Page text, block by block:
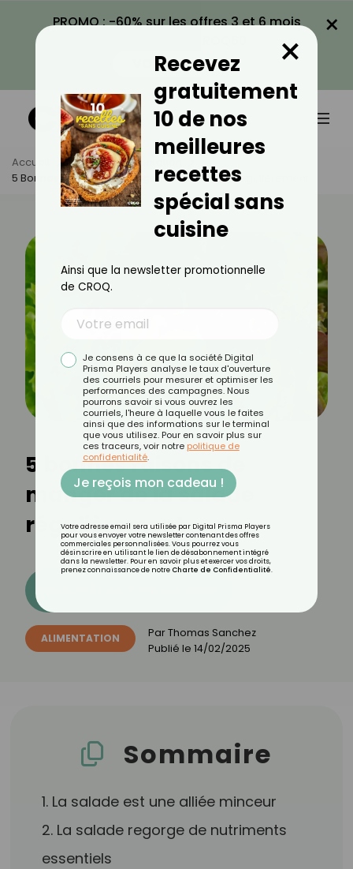
PROMO : -60% sur les offres 3 et 6 mois
VOIR LA PROMO
×
Accueil Actus
Alimentation
5 Bonnes Raisons De Manger De La Salade Régulièrement
5 bonnes raisons de
manger de la salade
régulièrement
ALIMENTATION ParThomas Sanchez
Publié le 14/02/2025
Sommaire
1. La salade est une alliée minceur
2. La salade regorge de nutriments
essentiels
Recevez
gratuitement
10 de nos
meilleures
recettes
spécial sans
cuisine
×
Ainsi que la newsletter promotionnelle
de CROQ.
Je consens à ce que la société Digital
Prisma Players analyse le taux d'ouverture
des courriels pour mesurer et optimiser les
performances des campagnes. Nous
pourrons savoir si vous ouvrez les
courriels, l'heure à laquelle vous le faites
ainsi que des informations sur le terminal
que vous utilisez. Pour en savoir plus sur
ces traceurs, voir notre politique de
confidentialité.
Je reçois mon cadeau !
Votre adresse email sera utilisée par Digital Prisma Players
pour vous envoyer votre newsletter contenant des offres
commerciales personnalisées. Vous pourrez vous
désinscrire en utilisant le lien de désabonnement intégré
dans la newsletter. Pour en savoir plus et exercer vos droits,
prenez connaissance de notre Charte de Confidentialité.